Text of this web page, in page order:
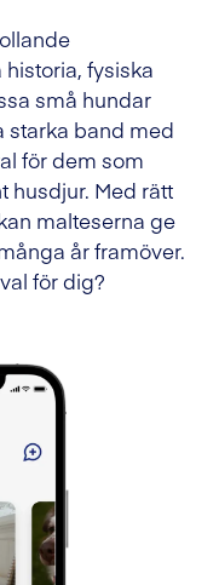
fysiska
små hundar
starka band med
för dem som
husdjur. Med rätt
malteserna ge
år framöver.
för dig?